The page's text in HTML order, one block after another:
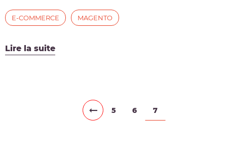
Lire la suite
E-COMMERCE MAGENTO
5 6 7